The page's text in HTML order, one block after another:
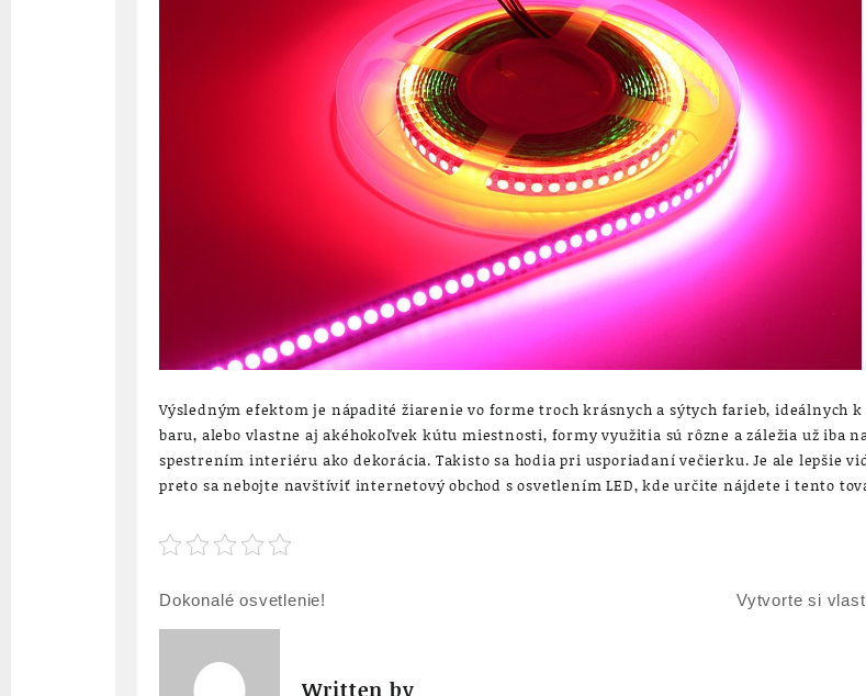
Výsledným efektom je nápadité žiarenie vo forme troch krásnych a sýtych farieb, ideálnych
baru, alebo vlastne aj akéhokoľvek kútu miestnosti, formy využitia sú rôzne a záležia už iba
spestrením interiéru ako dekorácia. Takisto sa hodia pri usporiadaní večierku. Je ale lepšie
preto sa nebojte navštíviť internetový obchod s osvetlením LED, kde určite nájdete i tento
Navigace
příspěvek
Dokonalé osvetlenie! Vytvorte si
Written by